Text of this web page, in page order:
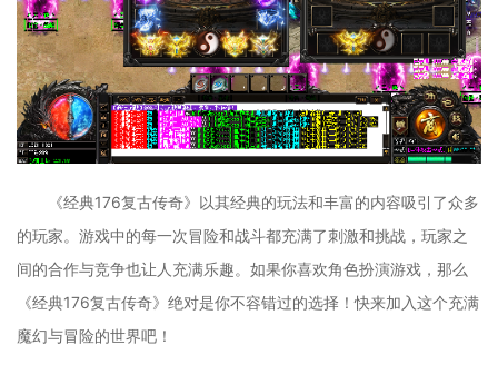
《经典176复古传奇》以其经典的玩法和丰富的内容吸引了众多
的玩家。游戏中的每一次冒险和战斗都充满了刺激和挑战，玩家之
间的合作与竞争也让人充满乐趣。如果你喜欢角色扮演游戏，那么
《经典176复古传奇》绝对是你不容错过的选择！快来加入这个充满
魔幻与冒险的世界吧！